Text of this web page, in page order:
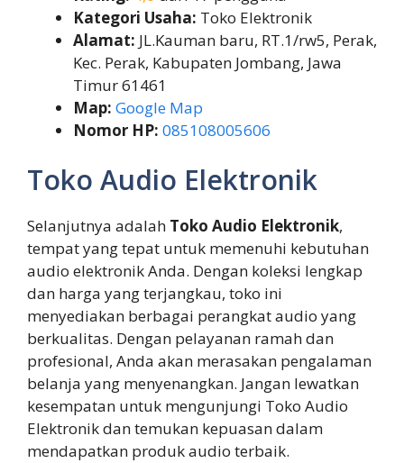
Kategori Usaha: Toko Elektronik
Alamat: JL.Kauman baru, RT.1/rw5, Perak,
Kec. Perak, Kabupaten Jombang, Jawa
Timur 61461
Map: Google Map
Nomor HP: 085108005606
Toko Audio Elektronik
Selanjutnya adalah Toko Audio Elektronik,
tempat yang tepat untuk memenuhi kebutuhan
audio elektronik Anda. Dengan koleksi lengkap
dan harga yang terjangkau, toko ini
menyediakan berbagai perangkat audio yang
berkualitas. Dengan pelayanan ramah dan
profesional, Anda akan merasakan pengalaman
belanja yang menyenangkan. Jangan lewatkan
kesempatan untuk mengunjungi Toko Audio
Elektronik dan temukan kepuasan dalam
mendapatkan produk audio terbaik.